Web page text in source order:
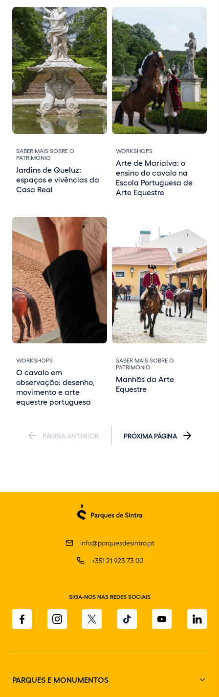
SABER MAIS SOBRE O
PATRIMÓNIO
Jardins de Queluz:
espaços e vivências da
Casa Real
WORKSHOPS
Arte de Marialva: o
ensino do cavalo na
Escola Portuguesa de
Arte Equestre
WORKSHOPS
O cavalo em
observação: desenho,
movimento e arte
equestre portuguesa
SABER MAIS SOBRE O
PATRIMÓNIO
Manhãs da Arte
Equestre
PÁGINA ANTERIOR PRÓXIMA PÁGINA
info@parquesdesintra.pt
+351 21 923 73 00
SIGA-NOS NAS REDES SOCIAIS
PARQUES E MONUMENTOS